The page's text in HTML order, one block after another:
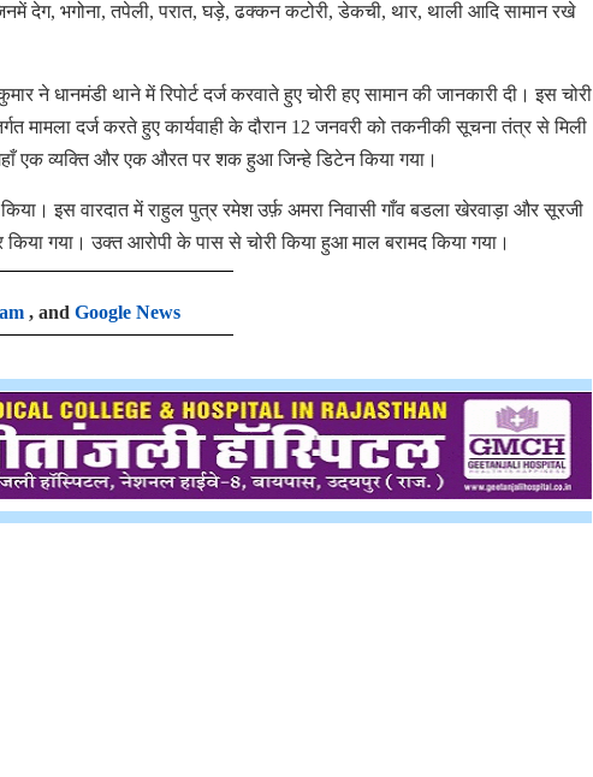
देग, भगोना, तपेली, परात, घड़े, ढक्कन कटोरी, डेकची, थार, थाली आदि सामान रखे
ने धानमंडी थाने में रिपोर्ट दर्ज करवाते हुए चोरी हए सामान की जानकारी दी। इस चोरी
मामला दर्ज करते हुए कार्यवाही के दौरान 12 जनवरी को तकनीकी सूचना तंत्र से मिली
एक व्यक्ति और एक औरत पर शक हुआ जिन्हे डिटेन किया गया।
इस वारदात में राहुल पुत्र रमेश उर्फ़ अमरा निवासी गाँव बडला खेरवाड़ा और सूरजी
किया गया। उक्त आरोपी के पास से चोरी किया हुआ माल बरामद किया गया।
, and Google News